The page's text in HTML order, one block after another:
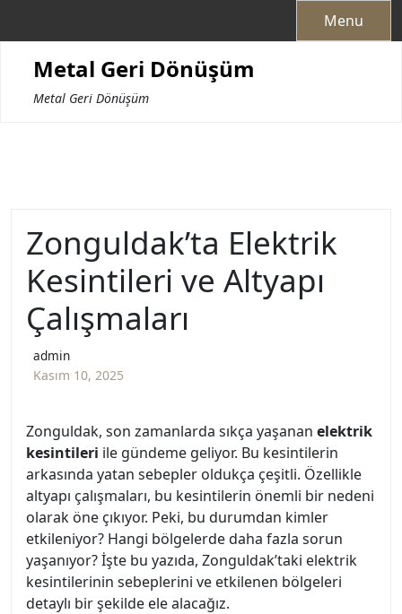
Menu
Metal Geri Dönüşüm
Metal Geri Dönüşüm
Zonguldak’ta Elektrik
Kesintileri ve Altyapı
Çalışmaları
admin
Kasım 10, 2025
Zonguldak, son zamanlarda sıkça yaşanan elektrik
kesintileri ile gündeme geliyor. Bu kesintilerin
arkasında yatan sebepler oldukça çeşitli. Özellikle
altyapı çalışmaları, bu kesintilerin önemli bir nedeni
olarak öne çıkıyor. Peki, bu durumdan kimler
etkileniyor? Hangi bölgelerde daha fazla sorun
yaşanıyor? İşte bu yazıda, Zonguldak’taki elektrik
kesintilerinin sebeplerini ve etkilenen bölgeleri
detaylı bir şekilde ele alacağız.